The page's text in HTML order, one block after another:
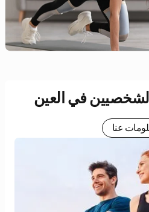
الشخصيين في العين
عنا